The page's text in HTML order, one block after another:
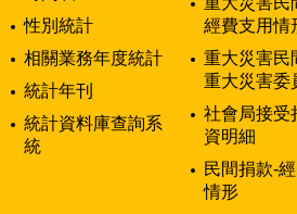
性別統計
相關業務年度統計
統計年刊
統計資料庫查詢系
統
經費支用情
重大災害民
重大災害委
社會局接受
資明細
民間捐款-
情形